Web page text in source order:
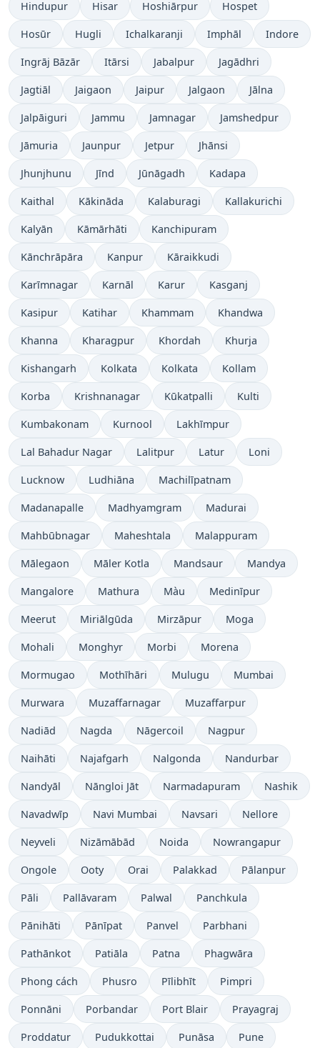
Hindupur Hisar Hoshiārpur Hospet
Hosūr Hugli Ichalkaranji Imphāl Indore
Ingrāj Bāzār Itārsi Jabalpur Jagādhri
Jagtiāl Jaigaon Jaipur Jalgaon Jālna
Jalpāiguri Jammu Jamnagar Jamshedpur
Jāmuria Jaunpur Jetpur Jhānsi
Jhunjhunu Jīnd Jūnāgadh Kadapa
Kaithal Kākināda Kalaburagi Kallakurichi
Kalyān Kāmārhāti Kanchipuram
Kānchrāpāra Kanpur Kāraikkudi
Karīmnagar Karnāl Karur Kasganj
Kasipur Katihar Khammam Khandwa
Khanna Kharagpur Khordah Khurja
Kishangarh Kolkata Kolkata Kollam
Korba Krishnanagar Kūkatpalli Kulti
Kumbakonam Kurnool Lakhīmpur
Lal Bahadur Nagar Lalitpur Latur Loni
Lucknow Ludhiāna Machilīpatnam
Madanapalle Madhyamgram Madurai
Mahbūbnagar Maheshtala Malappuram
Mālegaon Māler Kotla Mandsaur Mandya
Mangalore Mathura Màu Medinīpur
Meerut Miriālgūda Mirzāpur Moga
Mohali Monghyr Morbi Morena
Mormugao Mothīhāri Mulugu Mumbai
Murwara Muzaffarnagar Muzaffarpur
Nadiād Nagda Nāgercoil Nagpur
Naihāti Najafgarh Nalgonda Nandurbar
Nandyāl Nāngloi Jāt Narmadapuram Nashik
Navadwīp Navi Mumbai Navsari Nellore
Neyveli Nizāmābād Noida Nowrangapur
Ongole Ooty Orai Palakkad Pālanpur
Pāli Pallāvaram Palwal Panchkula
Pānihāti Pānīpat Panvel Parbhani
Pathānkot Patiāla Patna Phagwāra
Phong cách Phusro Pīlibhīt Pimpri
Ponnāni Porbandar Port Blair Prayagraj
Proddatur Pudukkottai Punāsa Pune